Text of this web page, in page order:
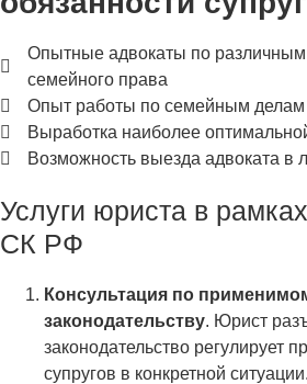
Опытные адвокаты по
семейного права
Опыт работы по семейным делам
Выработка наиболее
Возможность выезда адвоката в
Услуги юриста в
СК РФ
Консультация по
законодательству. Юрист
законодательство регулирует
супругов в конкретной